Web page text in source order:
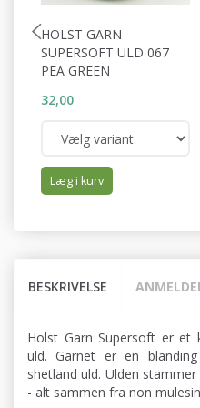
HOLST GARN
SUPERSOFT ULD 067
PEA GREEN
32,00
Læg i kurv
BESKRIVELSE
Holst Garn Supersoft er et
uld. Garnet er en
shetland uld. Ulden
- alt sammen fra non